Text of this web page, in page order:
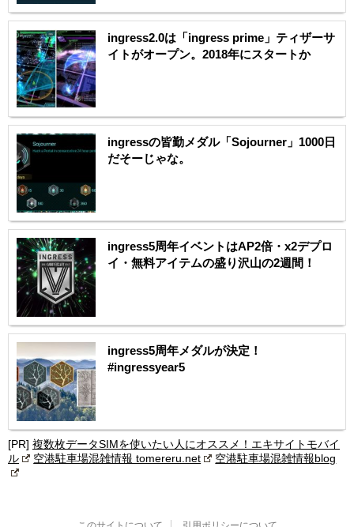
ingress2.0は「ingress prime」ティザーサ
イトがオープン。2018年にスタートか
ingressの皆勤メダル「Sojourner」1000日
だそーじゃな。
ingress5周年イベントはAP2倍・x2デプロ
イ・無料アイテムの盛り沢山の2週間！
ingress5周年メダルが決定！
#ingressyear5
[PR] 複数枚データSIMを使いたい人にオススメ！エキサイトモバイ
ル
空港駐車場混雑情報 tomereru.net 空港駐車場混雑情報blog